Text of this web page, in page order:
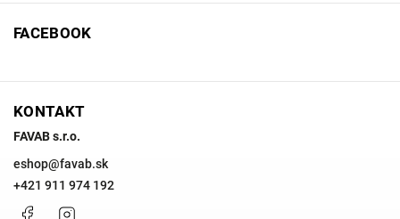
FACEBOOK
KONTAKT
FAVAB s.r.o.
eshop@favab.sk
+421 911 974 192
Facebook